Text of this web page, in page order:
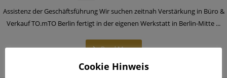
Assistenz der Geschäftsführung Wir suchen zeitnah Verstärkung in Büro &
Verkauf TO.mTO Berlin fertigt in der eigenen Werkstatt in Berlin-Mitte ...
Read More
Cookie Hinweis